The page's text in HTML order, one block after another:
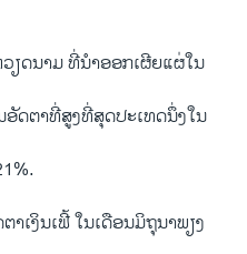
ຽດນາມ ທີ່ນຳອອກເຜີຍແຜ່ໃນ
ອັດຕາທີ່ສູງທີ່ສຸດປະເທດນຶ່ງໃນ
ເງິນເຟີ້ ໃນເດືອນມິຖຸນາພຽງ